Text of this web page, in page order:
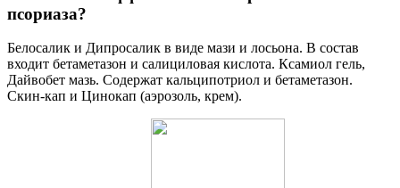
псориаза?
Белосалик и Дипросалик в виде мази и лосьона. В состав
входит бетаметазон и салициловая кислота. Ксамиол гель,
Дайвобет мазь. Содержат кальципотриол и бетаметазон.
Скин-кап и Цинокап (аэрозоль, крем).